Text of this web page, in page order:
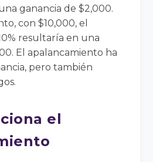
ganancia de $2,000.
con $10,000, el
resultaría en una
El apalancamiento ha
pero también
el